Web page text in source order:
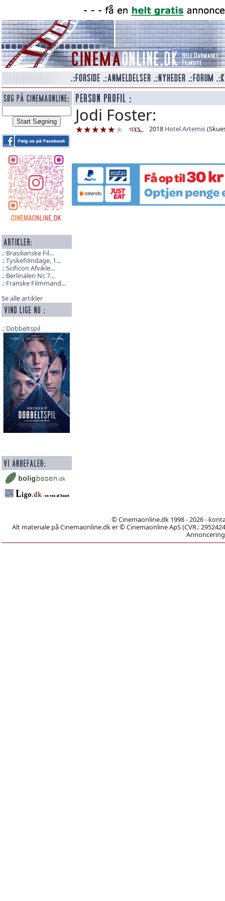
Brasilianske Fil...
Tyskefilmdage, 1...
Scificon Afvikle...
Berlinalen Nr. 7...
Franske Filmmand...
Se alle artikler
Dobbeltspil
Jodi Foster:
2018 Hotel Artemis
© Cinemaonline.dk 1998 - 2026 -
Alt materiale på Cinemaonline.dk er © Cinemaonline ApS (CVR.: